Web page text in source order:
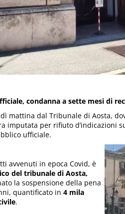
condanna a sette mesi di
mattina dal Tribunale di Aosta,
imputata per rifiuto d’indicazioni
ufficiale.
avvenuti in epoca Covid, è
del tribunale di Aosta,
la sospensione della pena
quantificato in 4 mila
.